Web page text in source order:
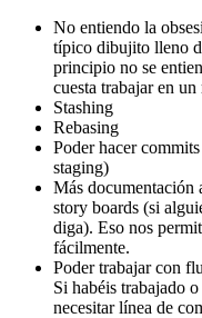
No entiendo la
típico dibujito lleno
principio no se
cuesta trabajar en
Stashing
Rebasing
Poder hacer
staging)
Más
story boards (si
diga). Eso nos
fácilmente.
Poder trabajar con
Si habéis trabajado
necesitar línea de